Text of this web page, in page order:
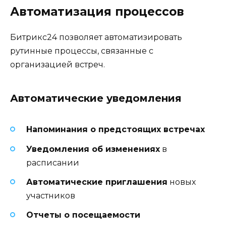
Автоматизация процессов
Битрикс24 позволяет автоматизировать
рутинные процессы, связанные с
организацией встреч.
Автоматические уведомления
Напоминания о предстоящих встречах
Уведомления об изменениях в
расписании
Автоматические приглашения новых
участников
Отчеты о посещаемости